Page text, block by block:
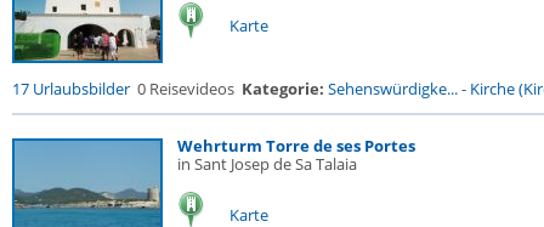
Karte
17 Urlaubsbilder 0 Reisevideos Kategorie: Sehenswürdigke...- Kirche
Wehrturm Torre de ses Portes
in Sant Josep de Sa Talaia
Karte